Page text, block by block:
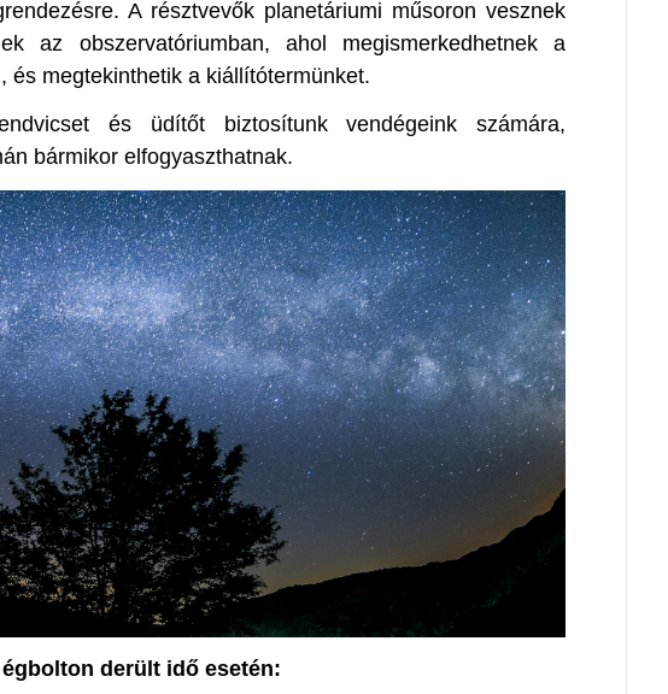
A résztvevők planetáriumi műsoron vesznek
az obszervatóriumban, ahol megismerkedhetnek a
és megtekinthetik a kiállítótermünket.
és üdítőt biztosítunk vendégeink számára,
bármikor elfogyaszthatnak.
derült idő esetén: